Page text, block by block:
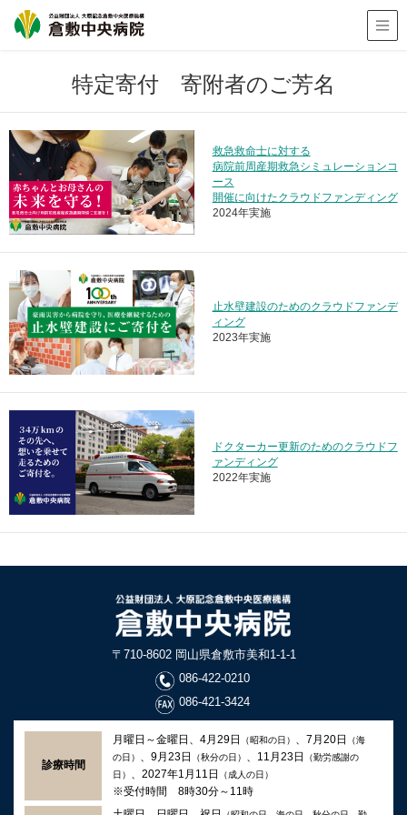
特定寄付 寄附者のご芳名
救急救命士に対する
病院前周産期救急シミュレーションコ
ース
開催に向けたクラウドファンディング
2024年実施
止水壁建設のためのクラウドファンデ
ィング
2023年実施
ドクターカー更新のためのクラウドフ
ァンディング
2022年実施
〒710-8602 岡山県倉敷市美和1-1-1
086-422-0210
086-421-3424
診療時間
月曜日～金曜日、4月29日 （昭和の日） 、7月20日
（海
の日）
、9月23日 （秋分の日） 、11月23日
（勤労感謝の
日）
、2027年1月11日 （成人の日）
※受付時間 8時30分～11時